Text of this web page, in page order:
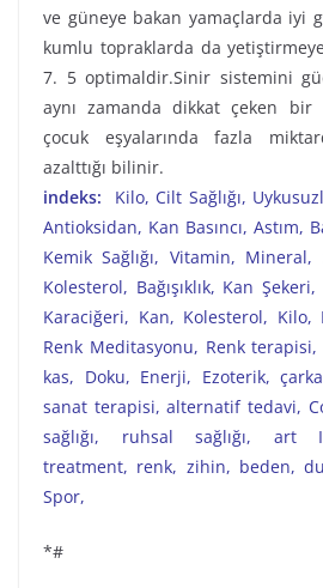
ve güneye bakan yamaçlarda iyi
kumlu topraklarda da
7. 5 optimaldir.Sinir sistemini
aynı zamanda dikkat çeken bir
çocuk eşyalarında fazla
azalttığı bilinir.
indeks:
Kilo, Cilt Sağlığı,
Antioksidan, Kan Basıncı, Astım,
Kemik Sağlığı, Vitamin,
Kolesterol, Bağışıklık, Kan
Karaciğeri, Kan, Kolesterol, Kilo,
Renk Meditasyonu, Renk terapisi,
kas, Doku, Enerji, Ezoterik,
sanat terapisi, alternatif tedavi,
sağlığı, ruhsal sağlığı, art
treatment, renk, zihin, beden,
Spor,
*#